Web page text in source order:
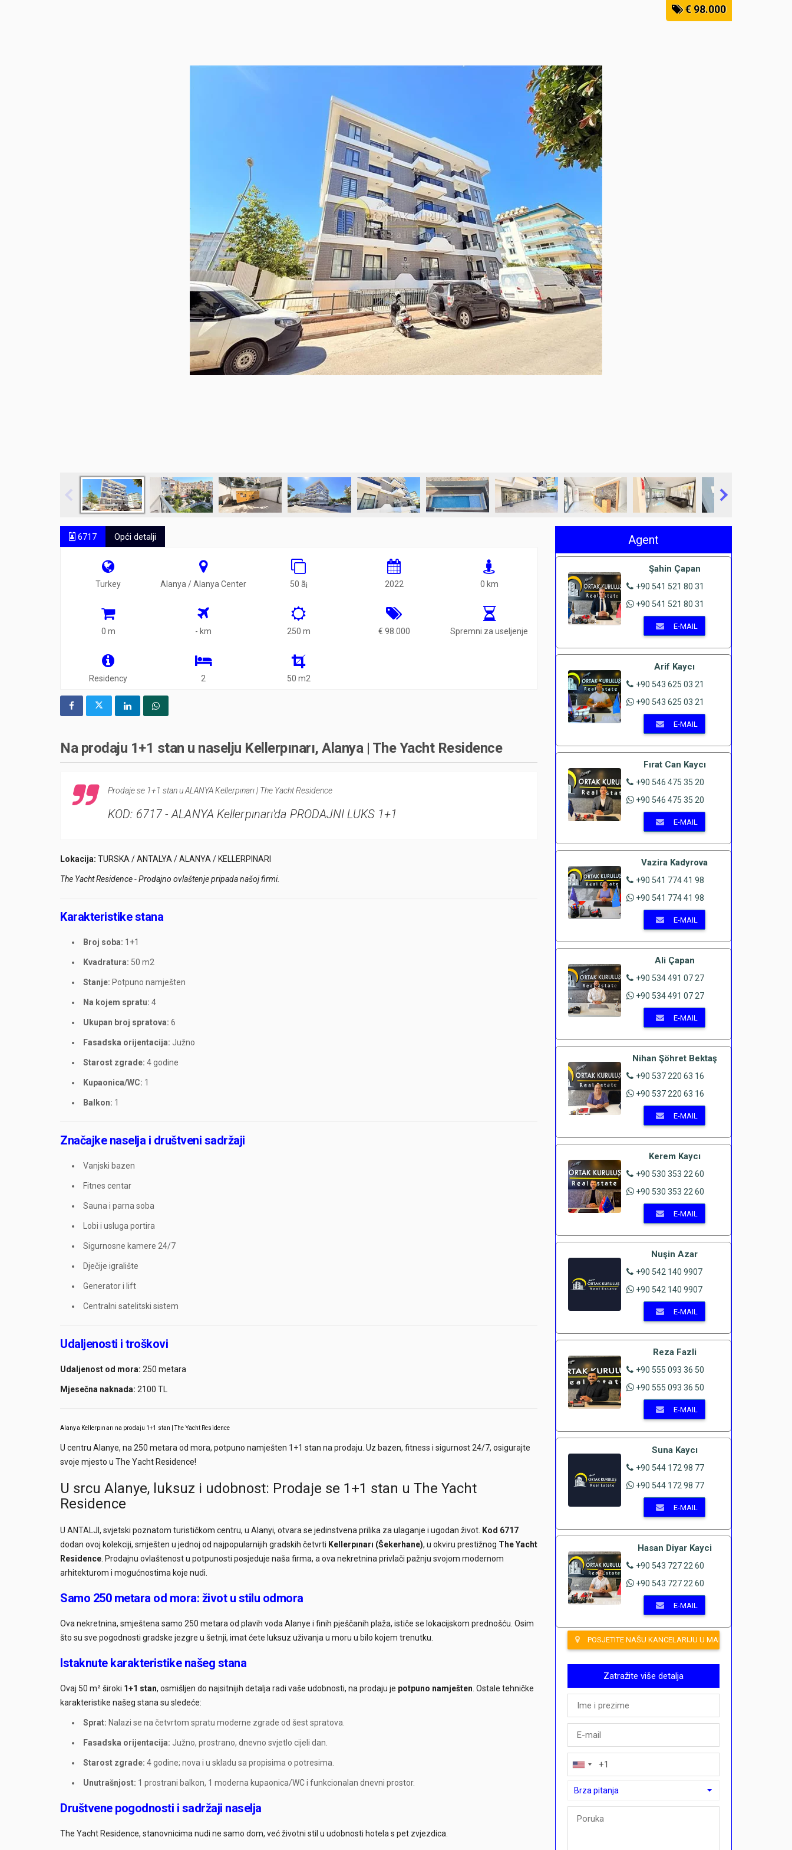
€ 98.000
6717 Opći detalji
Turkey Alanya / Alanya Center 50 ã¡ 2022 0 km
0 m - km 250 m € 98.000 Spremni za useljenje
Residency 2 50 m2
Na prodaju 1+1 stan u naselju Kellerpınarı, Alanya | The Yacht Residence
Prodaje se 1+1 stan u ALANYA Kellerpınarı | The Yacht Residence
KOD: 6717 - ALANYA Kellerpınarı'da PRODAJNI LUKS 1+1
Lokacija: TURSKA / ANTALYA / ALANYA / KELLERPINARI
The Yacht Residence - Prodajno ovlaštenje pripada našoj firmi.
Karakteristike stana
Broj soba: 1+1
Kvadratura: 50 m2
Stanje: Potpuno namješten
Na kojem spratu: 4
Ukupan broj spratova: 6
Fasadska orijentacija: Južno
Starost zgrade: 4 godine
Kupaonica/WC: 1
Balkon: 1
Značajke naselja i društveni sadržaji
Vanjski bazen
Fitnes centar
Sauna i parna soba
Lobi i usluga portira
Sigurnosne kamere 24/7
Dječije igralište
Generator i lift
Centralni satelitski sistem
Udaljenosti i troškovi
Udaljenost od mora: 250 metara
Mjesečna naknada: 2100 TL
Alanya Kellerpınarı na prodaju 1+1 stan | The Yacht Residence
U centru Alanye, na 250 metara od mora, potpuno namješten 1+1 stan na prodaju. Uz bazen, fitness i sigurnost 24/7, osigurajte
svoje mjesto u The Yacht Residence!
U srcu Alanye, luksuz i udobnost: Prodaje se 1+1 stan u The Yacht
Residence
U ANTALJI, svjetski poznatom turističkom centru, u Alanyi, otvara se jedinstvena prilika za ulaganje i ugodan život. Kod 6717
dodan ovoj kolekciji, smješten u jednoj od najpopularnijih gradskih četvrti Kellerpınarı (Šekerhane), u okviru prestižnog The Yacht
Residence . Prodajnu ovlaštenost u potpunosti posjeduje naša firma, a ova nekretnina privlači pažnju svojom modernom
arhitekturom i mogućnostima koje nudi.
Samo 250 metara od mora: život u stilu odmora
Ova nekretnina, smještena samo 250 metara od plavih voda Alanye i finih pješčanih plaža, ističe se lokacijskom prednošću. Osim
što su sve pogodnosti gradske jezgre u šetnji, imat ćete luksuz uživanja u moru u bilo kojem trenutku.
Istaknute karakteristike našeg stana
Ovaj 50 m² široki 1+1 stan, osmišljen do najsitnijih detalja radi vaše udobnosti, na prodaju je potpuno namješten . Ostale tehničke
karakteristike našeg stana su sledeće:
Sprat: Nalazi se na četvrtom spratu moderne zgrade od šest spratova.
Fasadska orijentacija: Južno, prostrano, dnevno svjetlo cijeli dan.
Starost zgrade: 4 godine; nova i u skladu sa propisima o potresima.
Unutrašnjost: 1 prostrani balkon, 1 moderna kupaonica/WC i funkcionalan dnevni prostor.
Društvene pogodnosti i sadržaji naselja
The Yacht Residence, stanovnicima nudi ne samo dom, već životni stil u udobnosti hotela s pet zvjezdica.
Agent
Şahin Çapan
+90 541 521 80 31
+90 541 521 80 31
E-MAIL
Arif Kaycı
+90 543 625 03 21
+90 543 625 03 21
E-MAIL
Fırat Can Kaycı
+90 546 475 35 20
+90 546 475 35 20
E-MAIL
Vazira Kadyrova
+90 541 774 41 98
+90 541 774 41 98
E-MAIL
Ali Çapan
+90 534 491 07 27
+90 534 491 07 27
E-MAIL
Nihan Şöhret Bektaş
+90 537 220 63 16
+90 537 220 63 16
E-MAIL
Kerem Kaycı
+90 530 353 22 60
+90 530 353 22 60
E-MAIL
Nuşin Azar
+90 542 140 9907
+90 542 140 9907
E-MAIL
Reza Fazli
+90 555 093 36 50
+90 555 093 36 50
E-MAIL
Suna Kaycı
+90 544 172 98 77
+90 544 172 98 77
E-MAIL
Hasan Diyar Kayci
+90 543 727 22 60
+90 543 727 22 60
E-MAIL
POSJETITE NAŠU KANCELARIJU U MAHMUTLARU
Zatražite više detalja
Brza pitanja
Brza pitanja